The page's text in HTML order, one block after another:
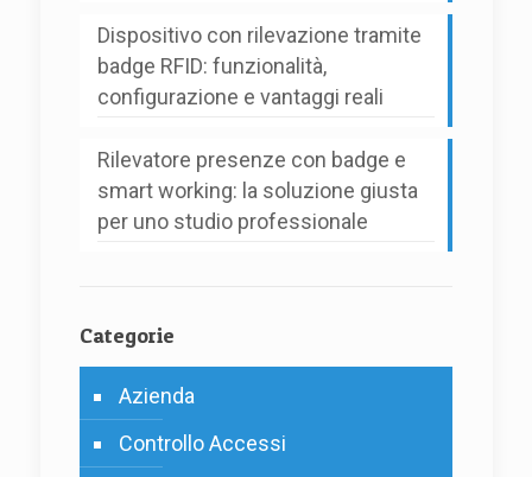
Dispositivo con rilevazione tramite
badge RFID: funzionalità,
configurazione e vantaggi reali
Rilevatore presenze con badge e
smart working: la soluzione giusta
per uno studio professionale
Categorie
Azienda
Controllo Accessi